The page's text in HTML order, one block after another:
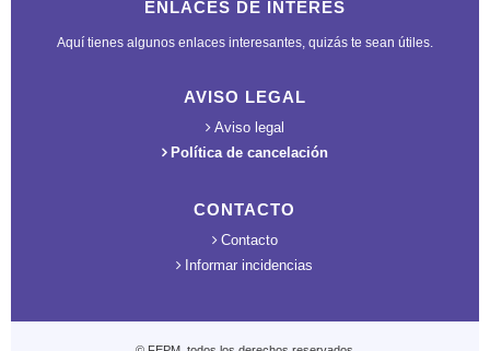
ENLACES DE INTERÉS
Aquí tienes algunos enlaces interesantes, quizás te sean útiles.
AVISO LEGAL
Aviso legal
Política de cancelación
CONTACTO
Contacto
Informar incidencias